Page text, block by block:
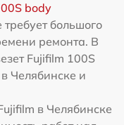
body
большого
ремонта. В
Fujifilm 100S
Челябинске и
в Челябинске